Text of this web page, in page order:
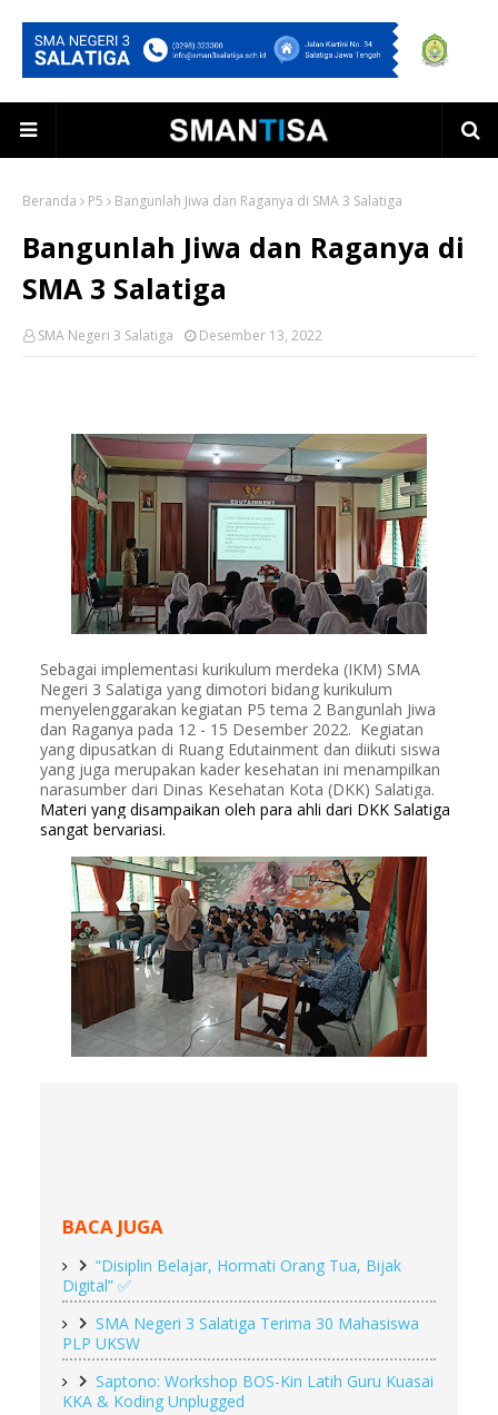
Beranda P5 Bangunlah Jiwa dan Raganya di SMA 3 Salatiga
Bangunlah Jiwa dan Raganya di
SMA 3 Salatiga
SMA Negeri 3 Salatiga Desember 13, 2022
Sebagai implementasi kurikulum merdeka (IKM) SMA
Negeri 3 Salatiga yang dimotori bidang kurikulum
menyelenggarakan kegiatan P5 tema 2 Bangunlah Jiwa
dan Raganya pada 12 - 15 Desember 2022. Kegiatan
yang dipusatkan di Ruang Edutainment dan diikuti siswa
yang juga merupakan kader kesehatan ini menampilkan
Materi yang disampaikan oleh para ahli dari DKK Salatiga
sangat bervariasi.
BACA JUGA
“Disiplin Belajar, Hormati Orang Tua, Bijak
Digital” ✅
SMA Negeri 3 Salatiga Terima 30 Mahasiswa
PLP UKSW
Saptono: Workshop BOS-Kin Latih Guru Kuasai
KKA & Koding Unplugged